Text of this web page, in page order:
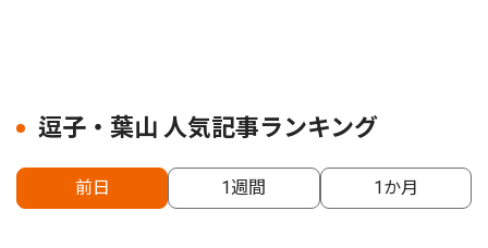
逗子・葉山 人気記事ランキング
前日 1週間 1か月